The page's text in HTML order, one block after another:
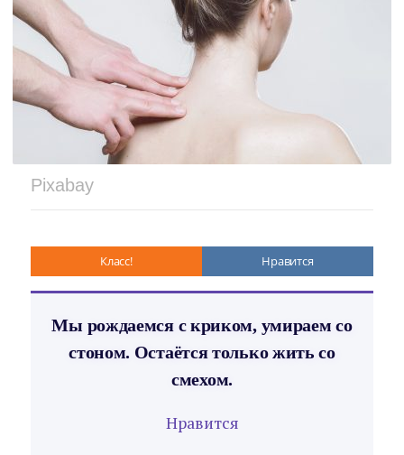
Pixabay
Класс! Нравится
Мы рождаемся с криком, умираем со
стоном. Остаётся только жить со
смехом.
Нравится